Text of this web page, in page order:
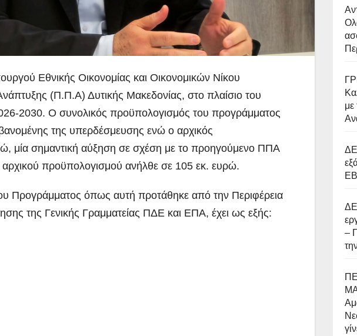
Εθνικής Οικονομίας και Οικονομικών Νίκου
(Π.Π.Α) Δυτικής Μακεδονίας, στο πλαίσιο του
2030. Ο συνολικός προϋπολογισμός του προγράμματος
της υπερδέσμευσης ενώ ο αρχικός
μία σημαντική αύξηση σε σχέση με το προηγούμενο ΠΠΑ
προϋπολογισμού ανήλθε σε 105 εκ. ευρώ.
Προγράμματος όπως αυτή προτάθηκε από την Περιφέρεια
της Γενικής Γραμματείας ΠΔΕ και ΕΠΑ, έχει ως εξής:
με
–